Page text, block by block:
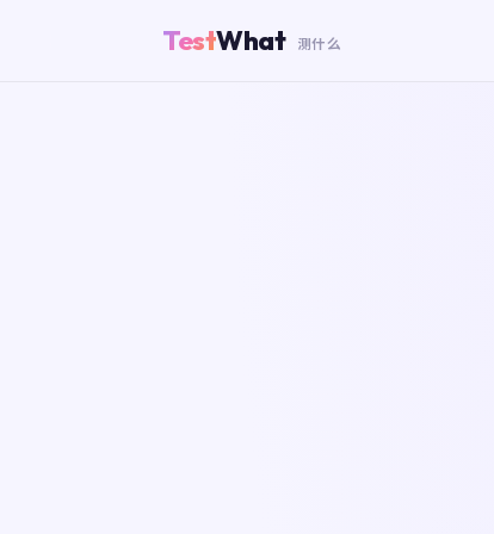
TestWhat 测什么